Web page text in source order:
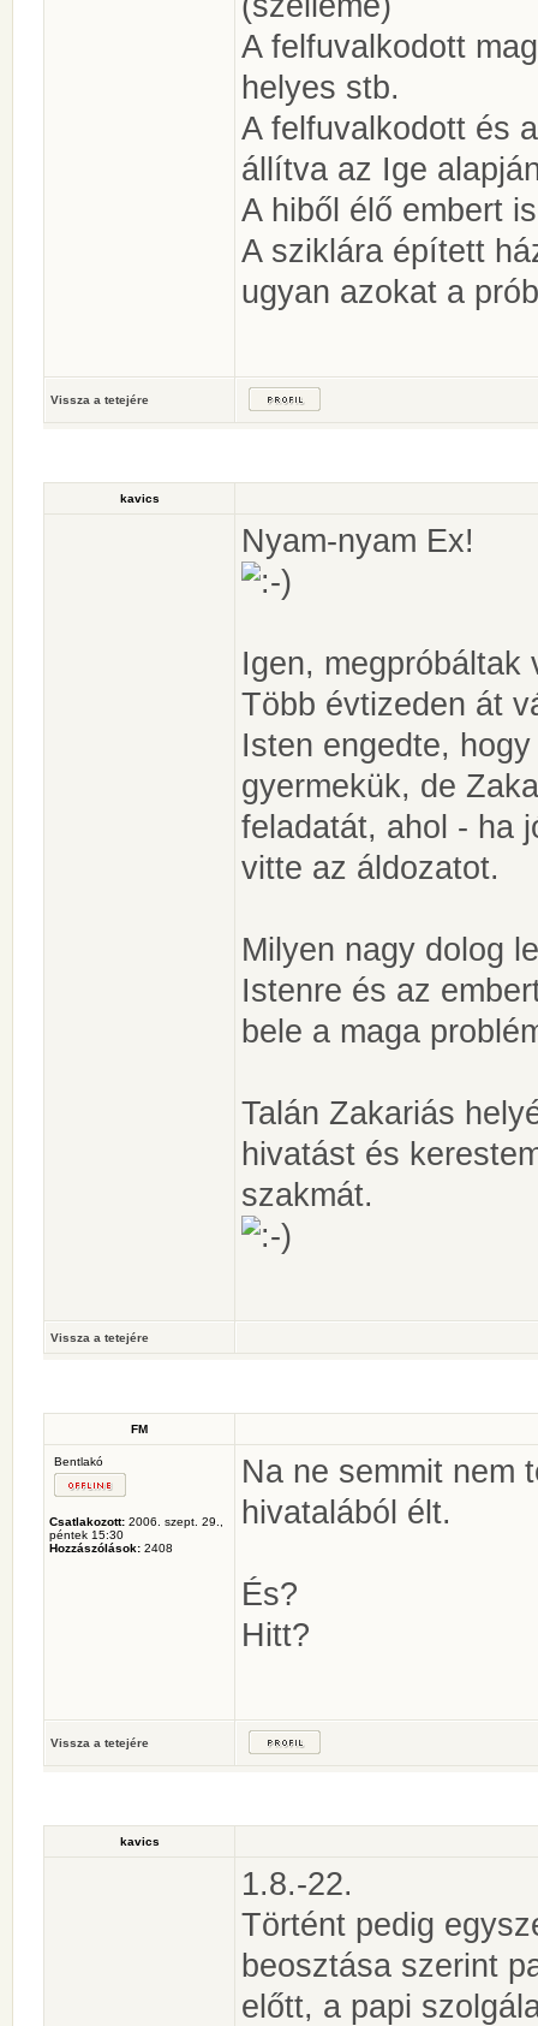
A felfuvalkodott
helyes stb.
A felfuvalkodott és
állítva az Ige
A hiből élő embert
A sziklára épített
ugyan azokat a
Vissza a tetejére
kavics
Nyam-nyam Ex!
Igen,
Több évtizeden át
Isten engedte,
gyermekük, de
feladatát, ahol - ha
vitte az áldozatot.
Milyen nagy dolog
Istenre és az
bele a maga
Talán Zakariás
hivatást és
szakmát.
Vissza a tetejére
FM
Bentlakó
Csatlakozott: 2006. szept. 29.,
péntek 15:30
Hozzászólások: 2408
Na ne semmit nem
hivatalából élt.
És?
Hitt?
Vissza a tetejére
kavics
1.8.-22.
Történt pedig
beosztása szerint
előtt, a papi